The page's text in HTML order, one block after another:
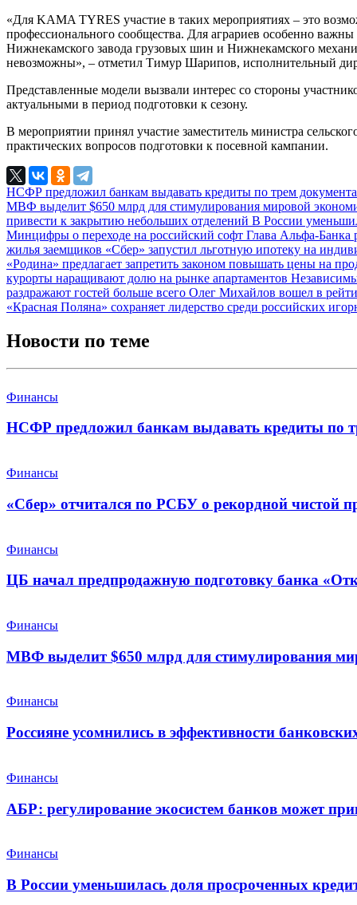
«Для KAMA TYRES участие в таких мероприятиях – это
профессионального сообщества. Для аграриев особенно
Нижнекамского завода грузовых шин и Нижнекамского
невозможны», – отметил Тимур Шарипов, исполнительный
Представленные модели вызвали интерес со стороны
актуальными в период подготовки к сезону.
В мероприятии принял участие заместитель министра
практических вопросов подготовки к посевной кампании.
НСФР предложил банкам выдавать кредиты по трем
МВФ выделит $650 млрд для стимулирования мировой
привести к закрытию небольших отделений В России
Минцифры о переходе на российский софт Глава Альфа-Банка
жилья заемщиков «Сбер» запустил льготную ипотеку на
«Родина» предлагает запретить законом повышать цены на
курорты наращивают долю на рынке апартаментов
раздражают гостей больше всего Олег Михайлов вошел в
«Красная Поляна» сохраняет лидерство среди российских
Новости по теме
Финансы
НСФР предложил банкам выдавать кредиты по
Финансы
«Сбер» отчитался по РСБУ о рекордной чистой
Финансы
ЦБ начал предпродажную подготовку банка
Финансы
МВФ выделит $650 млрд для стимулирования
Финансы
Россияне усомнились в эффективности
Финансы
АБР: регулирование экосистем банков может
Финансы
В России уменьшилась доля просроченных